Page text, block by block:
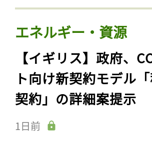
エネルギー・資源
【イギリス】政府、
ト向け新契約モデル
契約」の詳細案提示
1日前